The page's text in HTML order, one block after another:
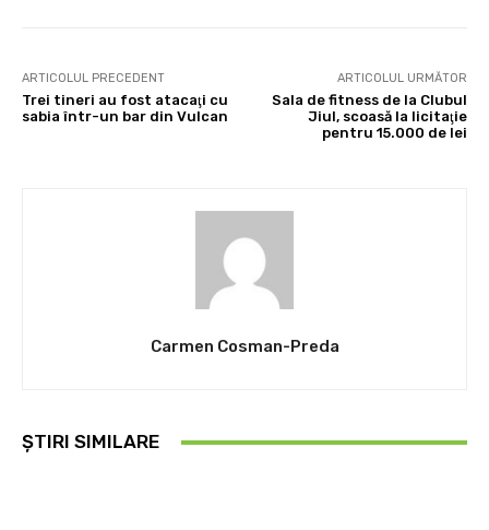
ARTICOLUL PRECEDENT
Trei tineri au fost atacaţi cu
sabia într-un bar din Vulcan
ARTICOLUL URMĂTOR
Sala de fitness de la Clubul
Jiul, scoasă la licitaţie
pentru 15.000 de lei
Carmen Cosman-Preda
ȘTIRI SIMILARE